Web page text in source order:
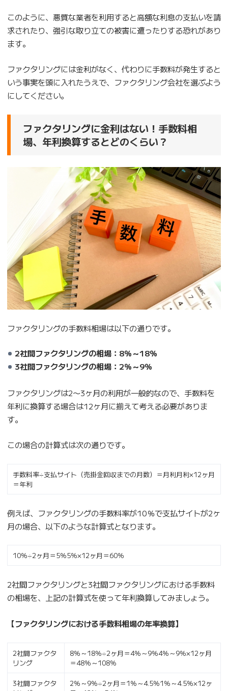
このように、悪質な業者を利用すると高額な利息の支払いを請
求されたり、強引な取り立ての被害に遭ったりする恐れがあり
ます。
ファクタリングには金利がなく、代わりに手数料が発生すると
いう事実を頭に入れたうえで、ファクタリング会社を選ぶよう
にしてください。
ファクタリングに金利はない！手数料相
場、年利換算するとどのくらい？
ファクタリングの手数料相場は以下の通りです。
2社間ファクタリングの相場：8％～18％
3社間ファクタリングの相場：2％～9％
ファクタリングは2〜3ヶ月の利用が一般的なので、手数料を
年利に換算する場合は12ヶ月に揃えて考える必要がありま
す。
この場合の計算式は次の通りです。
手数料率÷支払サイト（売掛金回収までの月数）＝月利月利×12ヶ月
＝年利
例えば、ファクタリングの手数料率が10％で支払サイトが2ヶ
月の場合、以下のような計算式となります。
10％÷2ヶ月＝5％5％×12ヶ月＝60％
2社間ファクタリングと3社間ファクタリングにおける手数料
の相場を、上記の計算式を使って年利換算してみましょう。
【ファクタリングにおける手数料相場の年率換算】
2社間ファクタ
リング
8％～18％÷2ヶ月＝4％～9％4％～9％×12ヶ月
＝48％～108％
3社間ファクタ
2％～9％÷2ヶ月＝1％～4.5％1％～4.5％×12ヶ